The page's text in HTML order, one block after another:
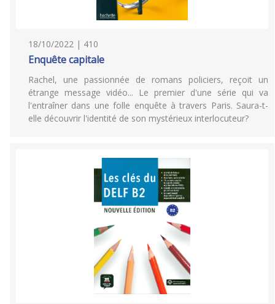
18/10/2022 | 410
Enquête capitale
Rachel, une passionnée de romans policiers, reçoit un
étrange message vidéo... Le premier d'une série qui va
l'entraîner dans une folle enquête à travers Paris. Saura-t-
elle découvrir l'identité de son mystérieux interlocuteur?